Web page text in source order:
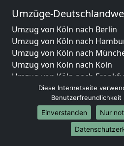
Umzüge-
Umzug von Köln nach Berlin
Umzug von Köln nach
Umzug von Köln nach
Umzug von Köln nach Köln
Umzug von Köln nach
Umzug von Köln nach
Umzug von Köln nach
Umzug von Köln nach Leipzig
Umzug von Köln nach
Umzug von Köln nach Essen
Diese Internetseite
Benutzerfreundlichkeit
Einverstanden
Nur